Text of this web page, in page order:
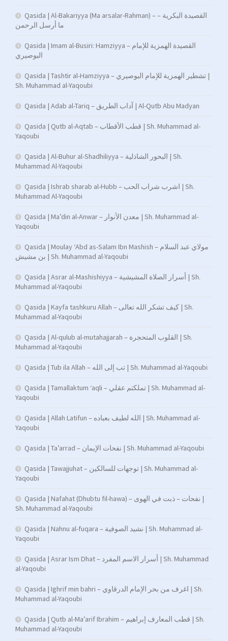
Qasida | Al-Bakariyya (Ma arsalar-Rahman) – القصيدة البكرية –
ما أرسل الرحمن
Qasida | Imam al-Busiri: Hamziyya – القصيدة الهمزية للإمام
البوصيري
Qasida | Tashtir al-Hamziyya – تشطير الهمزية للإمام البوصيري |
Sh. Muhammad al-Yaqoubi
Qasida | Adab al-Tariq – آداب الطريق | Al-Qutb Abu Madyan
Qasida | Qutb al-Aqtab – قطب الأقطاب | Sh. Muhammad al-
Yaqoubi
Qasida | Al-Buhur al-Shadhiliyya – البحور الشاذلية | Sh.
Muhammad Al-Yaqoubi
Qasida | Ishrab sharab al-Hubb – اشرب شراب الحب | Sh.
Muhammad Al-Yaqoubi
Qasida | Ma’din al-Anwar – معدن الأنوار | Sh. Muhammad al-
Yaqoubi
Qasida | Moulay ‘Abd as-Salam Ibn Mashish – مولاي عبد السلام
بن مشيش | Sh. Muhammad al-Yaqoubi
Qasida | Asrar al-Mashishiyya – أسرار الصلاة المشيشية | Sh.
Muhammad al-Yaqoubi
Qasida | Kayfa tashkuru Allah – كيف تشكر الله تعالى | Sh.
Muhammad al-Yaqoubi
Qasida | Al-qulub al-mutahajjarah – القلوب المتحجرة | Sh.
Muhammad al-Yaqoubi
Qasida | Tub ila Allah – تب إلى الله | Sh. Muhammad al-Yaqoubi
Qasida | Tamallaktum ‘aqli – تملكتم عقلي | Sh. Muhammad al-
Yaqoubi
Qasida | Allah Latifun – الله لطيف بعباده | Sh. Muhammad al-
Yaqoubi
Qasida | Ta’arrad – نفحات الإيمان | Sh. Muhammad al-Yaqoubi
Qasida | Tawajjuhat – توجهات للسالكين | Sh. Muhammad al-
Yaqoubi
Qasida | Nafahat (Dhubtu fil-hawa) – نفحات – ذبت في الهوى |
Sh. Muhammad al-Yaqoubi
Qasida | Nahnu al-fuqara – نشيد الصوفية | Sh. Muhammad al-
Yaqoubi
Qasida | Asrar Ism Dhat – أسرار الاسم المفرد | Sh. Muhammad
al-Yaqoubi
Qasida | Ighrif min bahri – اغرف من بحر الإمام الدرقاوي | Sh.
Muhammad al-Yaqoubi
Qasida | Qutb al-Ma’arif Ibrahim – قطب المعارف إبراهيم | Sh.
Muhammad al-Yaqoubi